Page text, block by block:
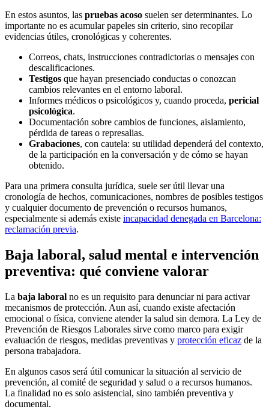
En estos asuntos, las pruebas acoso suelen ser determinantes. Lo
importante no es acumular papeles sin criterio, sino recopilar
evidencias útiles, cronológicas y coherentes.
Correos, chats, instrucciones contradictorias o mensajes con
descalificaciones.
Testigos que hayan presenciado conductas o conozcan
cambios relevantes en el entorno laboral.
Informes médicos o psicológicos y, cuando proceda, pericial
psicológica.
Documentación sobre cambios de funciones, aislamiento,
pérdida de tareas o represalias.
Grabaciones, con cautela: su utilidad dependerá del contexto,
de la participación en la conversación y de cómo se hayan
obtenido.
Para una primera consulta jurídica, suele ser útil llevar una
cronología de hechos, comunicaciones, nombres de posibles testigos
y cualquier documento de prevención o recursos humanos,
especialmente si además existe incapacidad denegada en Barcelona:
reclamación previa.
Baja laboral, salud mental e intervención
preventiva: qué conviene valorar
La baja laboral no es un requisito para denunciar ni para activar
mecanismos de protección. Aun así, cuando existe afectación
emocional o física, conviene atender la salud sin demora. La Ley de
Prevención de Riesgos Laborales sirve como marco para exigir
evaluación de riesgos, medidas preventivas y protección eficaz de la
persona trabajadora.
En algunos casos será útil comunicar la situación al servicio de
prevención, al comité de seguridad y salud o a recursos humanos.
La finalidad no es solo asistencial, sino también preventiva y
documental.